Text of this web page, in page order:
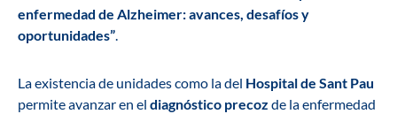
enfermedad de Alzheimer: avances, desafíos y
oportunidades”.
La existencia de unidades como la del Hospital de Sant Pau
permite avanzar en el diagnóstico precoz de la enfermedad